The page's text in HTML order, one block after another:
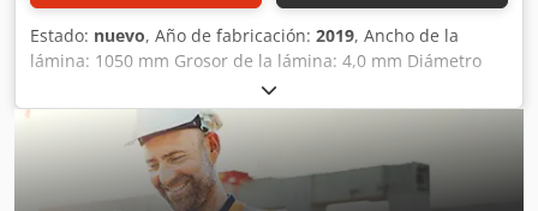
Estado: nuevo, Año de fabricación: 2019, Ancho de la
lámina: 1050 mm Grosor de la lámina: 4,0 mm Diámetro
del rodillo: 110 mm Codpjzh N Uwefx Ab Rerf Potencia total
necesaria: 2,2 kW